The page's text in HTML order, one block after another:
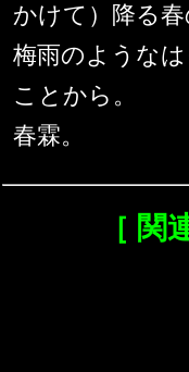
かけて）降る春
梅雨のような
ことから。
春霖。
［ 関